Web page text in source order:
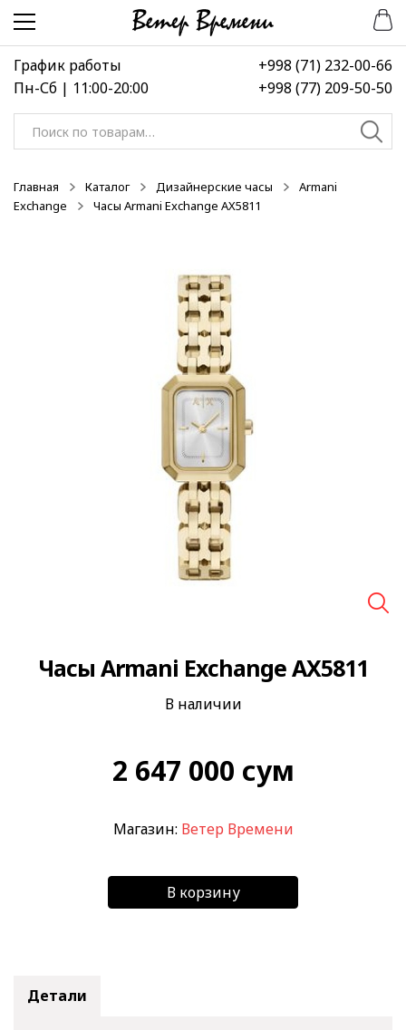
Перейти
навигации
Перейти
содержимому
График работы
Пн-Сб | 11:00-20:00
+998 (71) 232-00-66
+998 (77) 209-50-50
Искать:
Главная Каталог Дизайнерские часы
Armani
Exchange
Часы Armani Exchange AX5811
Часы Armani Exchange AX5811
В наличии
2 647 000 сум
Магазин: Ветер Времени
В корзину
Детали